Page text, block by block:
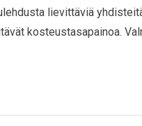
lievittäviä
kosteustasapainoa.